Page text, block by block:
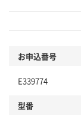
お申込番号
E339774
型番